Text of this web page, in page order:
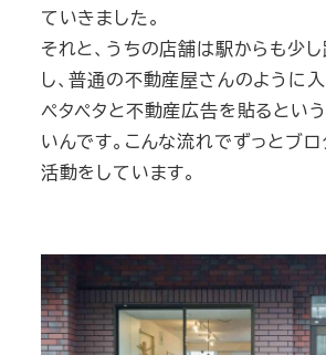
ていきました。
それと、うちの店舗は駅からも少
し、普通の不動産屋さんのように
ペタペタと不動産広告を貼るとい
いんです。こんな流れでずっとブ
活動をしています。